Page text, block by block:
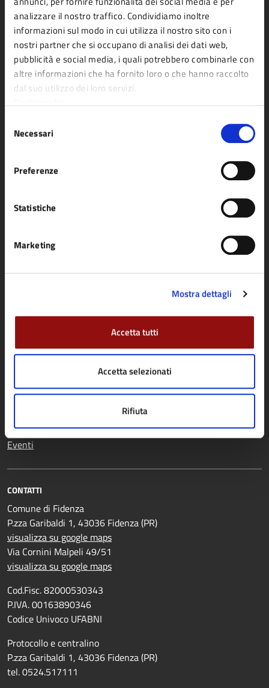
analizzare il nostro traffico. Condividiamo inoltre
informazioni sul modo in cui utilizza il nostro sito con i
nostri partner che si occupano di analisi dei dati web,
pubblicità e social media, i quali potrebbero combinarle con
altre informazioni che ha fornito loro o che hanno raccolto
dal suo utilizzo dei loro servizi.
delNecessari
Preferenze
Statistiche
Marketing
Mostra dettagli
Accetta tutti
Accetta selezionati
Rifiuta
Personale amministrativo
Documenti e dati
CATEGORIE DI SERVIZIO
Anagrafe e stato civile
Autorizzazioni
Cultura e tempo libero
Giustizia e sicurezza pubblica
Notizie
Avvisi
Luoghi
Eventi
CONTATTI
Comune di Fidenza
P.zza Garibaldi 1, 43036 Fidenza (PR)
visualizza su google maps
Via Cornini Malpeli 49/51
visualizza su google maps
Cod.Fisc. 82000530343
P.IVA. 00163890346
Codice Univoco UFABNI
Protocollo e centralino
P.zza Garibaldi 1, 43036 Fidenza (PR)
tel. 0524.517111